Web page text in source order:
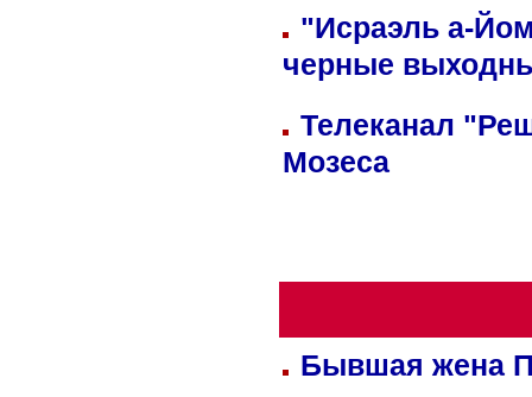
"Исраэль а-
черные
Телеканал
Мозеса
Бывшая жена